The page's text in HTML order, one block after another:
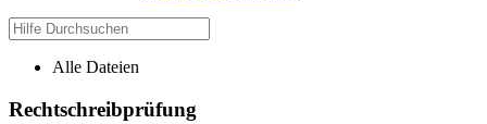
Alle Dateien
Rechtschreibprüfung